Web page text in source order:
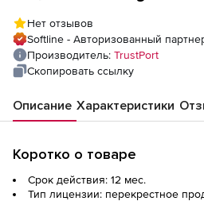
Нет отзывов
Softline - Авторизованный
Производитель: TrustPort
Скопировать ссылку
Описание Характеристики
Коротко о товаре
Срок действия: 12 мес.
Тип лицензии: перекрестное